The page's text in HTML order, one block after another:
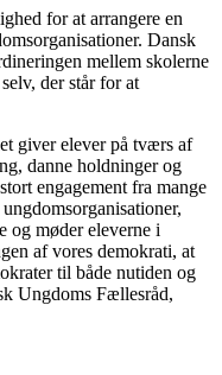
for at arrangere en
Dansk
mellem skolerne
der står for at
giver elever på tværs af
danne holdninger og
engagement fra mange
og møder eleverne i
af vores demokrati, at
til både nutiden og
Ungdoms Fællesråd,